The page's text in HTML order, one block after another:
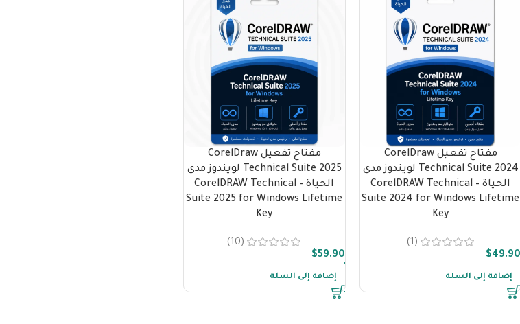
مفتاح تفعيل CorelDraw
Technical Suite 2024 لويندوز مدى
الحياة – CorelDRAW Technical
Suite 2024 for Windows Lifetime
Key
(1)
$49.90
إضافة إلى السلة
مفتاح تفعيل CorelDraw
Technical Suite 2025 لويندوز مدى
الحياة – CorelDRAW Technical
Suite 2025 for Windows Lifetime
Key
(10)
$59.90
إضافة إلى السلة